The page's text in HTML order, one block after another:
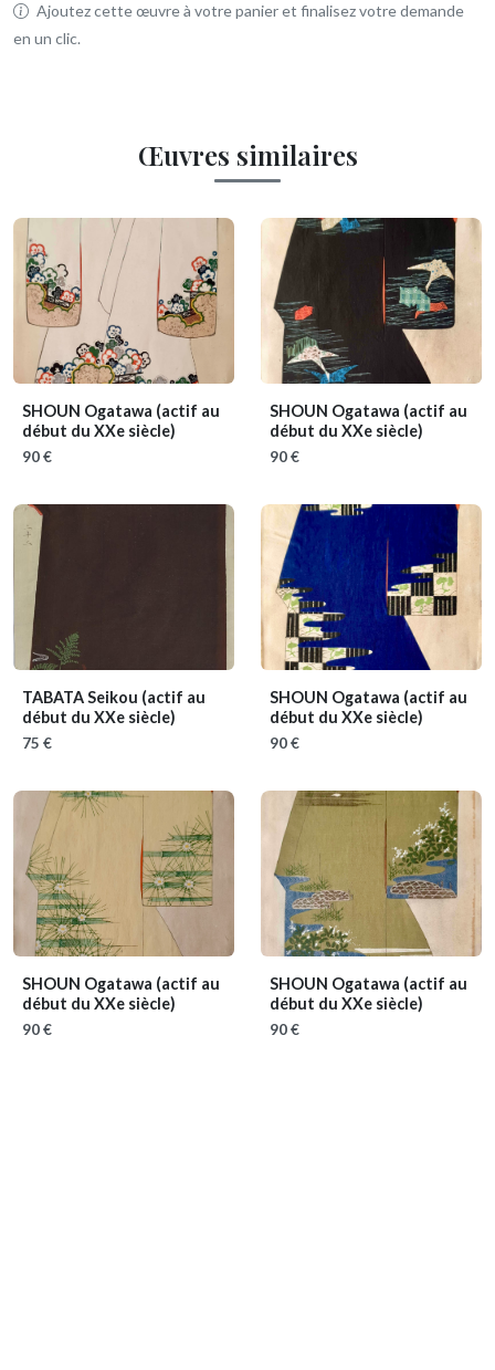
Ajoutez cette œuvre à votre panier et finalisez votre demande
en un clic.
Œuvres similaires
SHOUN Ogatawa (actif au
début du XXe siècle)
90 €
SHOUN Ogatawa (actif au
début du XXe siècle)
90 €
TABATA Seikou (actif au
début du XXe siècle)
75 €
SHOUN Ogatawa (actif au
début du XXe siècle)
90 €
SHOUN Ogatawa (actif au
début du XXe siècle)
90 €
SHOUN Ogatawa (actif au
début du XXe siècle)
90 €